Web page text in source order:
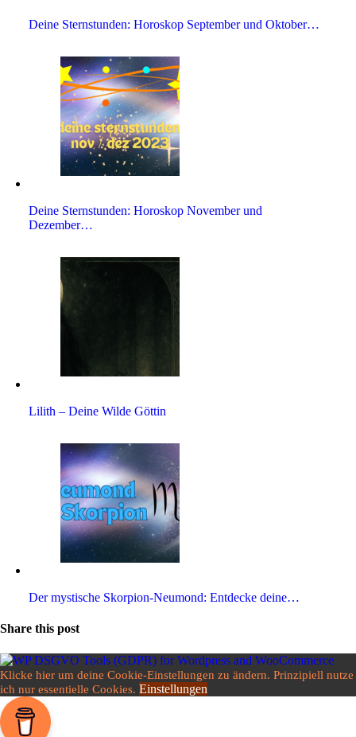
Deine Stern­stunden: Horo­skop Sep­tember und Oktober…
Deine Stern­stunden: Horo­skop November und
Dezember…
Lilith – Deine Wilde Göttin
Der mysti­sche Skor­pion-Neu­mond: Ent­decke deine…
Share this post
Klicke hier um deine Cookie-Einstellungen zu ändern. Prinzipiell nutze
ich nur essentielle Cookies. Einstellungen